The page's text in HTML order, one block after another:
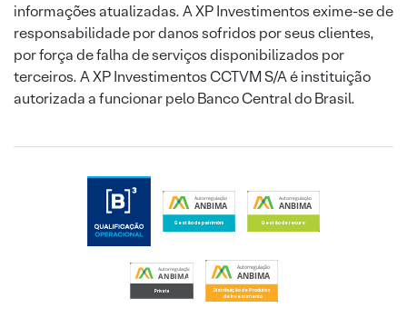
informações atualizadas. A XP Investimentos exime-se de
responsabilidade por danos sofridos por seus clientes,
por força de falha de serviços disponibilizados por
terceiros. A XP Investimentos CCTVM S/A é instituição
autorizada a funcionar pelo Banco Central do Brasil.